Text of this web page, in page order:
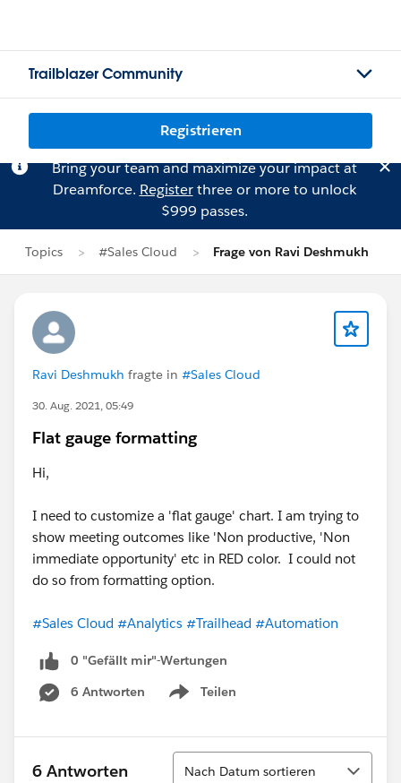
Trailblazer Community
Registrieren
Bring your team and maximize your impact at
Dreamforce. Registerthree or more to unlock
$999 passes.
Topics #Sales Cloud Frage von Ravi Deshmukh
Ravi Deshmukh fragte in #Sales Cloud
30. Aug. 2021, 05:49
Flat gauge formatting
Hi,
I need to customize a 'flat gauge' chart. I am trying to
show meeting outcomes like 'Non productive, 'Non
immediate opportunity' etc in RED color. I could not
do so from formatting option.
#Sales Cloud #Analytics #Trailhead #Automation
0 "Gefällt mir"-Wertungen
6 Antworten
Teilen
Show menu
6 Antworten
Sortieren
Nach Datum sortieren